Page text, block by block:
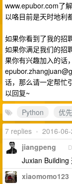
www.epubor.com了
以咯目前是天时地
如果你看到了我的招
如果你满足我们的招
果你有兴趣加入的话
话，那么请一定帮忙
以回复~
Python
优先
7 replies • 2016-
jiangpeng
Juxian Building
xiaomomo123